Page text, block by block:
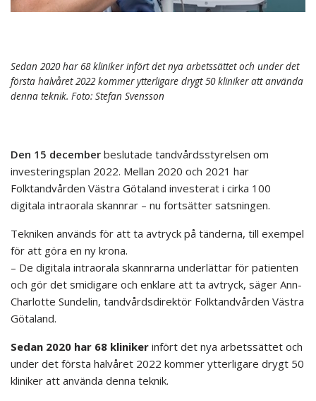
Sedan 2020 har 68 kliniker infört det nya arbetssättet och under det
första halvåret 2022 kommer ytterligare drygt 50 kliniker att använda
denna teknik. Foto: Stefan Svensson
Den 15 december beslutade tandvårdsstyrelsen om
investeringsplan 2022. Mellan 2020 och 2021 har
Folktandvården Västra Götaland investerat i cirka 100
digitala intraorala skannrar – nu fortsätter satsningen.
Tekniken används för att ta avtryck på tänderna, till exempel
för att göra en ny krona.
– De digitala intraorala skannrarna underlättar för patienten
och gör det smidigare och enklare att ta avtryck, säger Ann-
Charlotte Sundelin, tandvårdsdirektör Folktandvården Västra
Götaland.
Sedan 2020 har 68 kliniker infört det nya arbetssättet och
under det första halvåret 2022 kommer ytterligare drygt 50
kliniker att använda denna teknik.